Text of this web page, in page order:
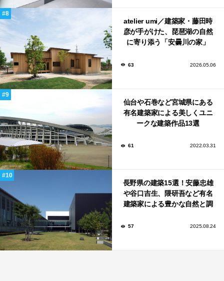
atelier umi／建築家・藤田時
彦が手がけた、琵琶湖の自然
に寄り添う「安曇川の家」
63 2026.05.06
仙台や石巻など宮城県にある
有名建築家による美しくユニ
ークな建築作品13選
61 2022.03.31
長野県の建築15選！安藤忠雄
や谷口吉生、隈研吾など有名
建築家による豊かな自然と調
57 2025.08.24